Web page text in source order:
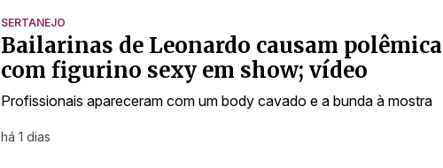
SERTANEJO
Bailarinas de Leonardo causam polêmica
com figurino sexy em show; vídeo
Profissionais apareceram com um body cavado e a bunda à mostra
há 1 dias